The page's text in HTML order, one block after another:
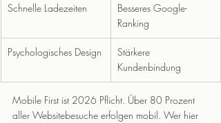
Schnelle Ladezeiten
Besseres Google-
Ranking
Psychologisches Design
Stärkere
Kundenbindung
Mobile First ist 2026 Pflicht. Über 80 Prozent
aller Websitebesuche erfolgen mobil. Wer hier